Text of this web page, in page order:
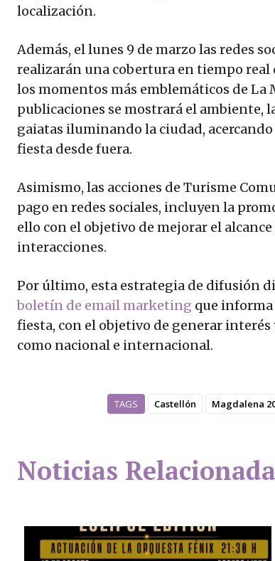
localización.
Además, el lunes 9 de marzo las redes
realizarán una cobertura en tiempo real
los momentos más emblemáticos de La
publicaciones se mostrará el ambiente,
gaiatas iluminando la ciudad,
fiesta desde fuera.
Asimismo, las acciones de Turisme
pago en redes sociales, incluyen la
ello con el objetivo de mejorar el
interacciones.
Por último, esta estrategia de difusión
boletín de email marketing que informa
fiesta, con el objetivo de generar
como nacional e internacional.
TAGS Castellón Magdalena
Noticias